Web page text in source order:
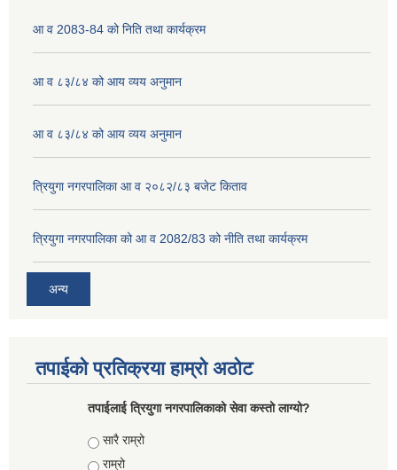
आ व 2083-84 को निति तथा कार्यक्रम
आ व ८३/८४ को आय व्यय अनुमान
आ व ८३/८४ को आय व्यय अनुमान
त्रियुगा नगरपालिका आ व २०८२/८३ बजेट किताव
त्रियुगा नगरपालिका को आ व 2082/83 को नीति तथा कार्यक्रम
अन्य
तपाईको प्रतिक्रया हाम्रो अठोट
तपाईलाई त्रियुगा नगरपालिकाको सेवा कस्तो लाग्यो?
Choices
सारै राम्रो
राम्रो